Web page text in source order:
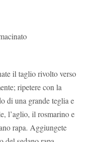
il taglio rivolto verso
ripetere con la
di una grande teglia e
l’aglio, il rosmarino e
rapa. Aggiungete